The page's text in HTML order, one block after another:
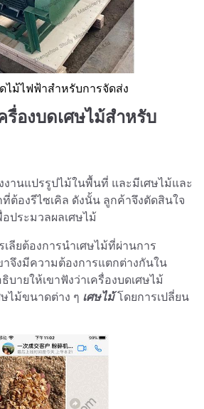
ไม้ไฟฟ้าสำหรับการจัดส่ง
รื่องบดเศษไม้สำหรับ
งานแปรรูปไม้ในพื้นที่ และมีเศษไม้และ
ต้องรีไซเคิล ดังนั้น ลูกค้าจึงตัดสินใจ
ประมวลผลเศษไม้
เลียต้องการนำเศษไม้ที่ผ่านการ
าจึงมีความต้องการแตกต่างกันใน
บายให้เขาฟังว่าเครื่องบดเศษไม้
ไม้ขนาดต่าง ๆ เศษไม้โดยการเปลี่ยน